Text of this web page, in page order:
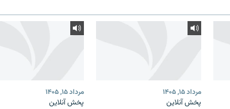
مرداد ۱۵, ۱۴۰۵
پخش آنلاین
مرداد ۱۵, ۱۴۰۵
پخش آنلاین